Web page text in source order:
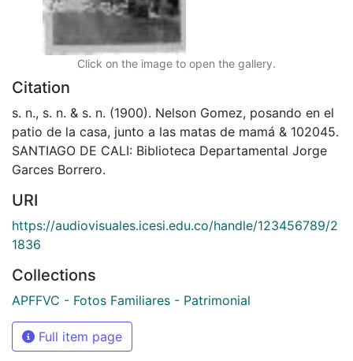
Click on the image to open the gallery.
Citation
s. n., s. n. & s. n. (1900). Nelson Gomez, posando en el
patio de la casa, junto a las matas de mamá & 102045.
SANTIAGO DE CALI: Biblioteca Departamental Jorge
Garces Borrero.
URI
https://audiovisuales.icesi.edu.co/handle/123456789/2
1836
Collections
APFFVC - Fotos Familiares - Patrimonial
Full item page